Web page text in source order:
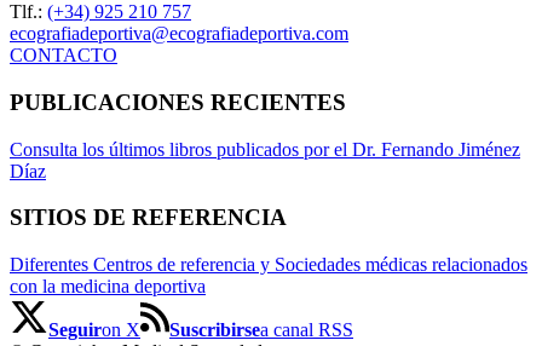
Tlf.: (+34) 925 210 757
ecografiadeportiva@ecografiadeportiva.com
CONTACTO
PUBLICACIONES RECIENTES
Consulta los últimos libros publicados por el Dr. Fernando Jiménez
Díaz
SITIOS DE REFERENCIA
Diferentes Centros de referencia y Sociedades médicas relacionados
con la medicina deportiva
Seguiron X Suscribirsea canal RSS